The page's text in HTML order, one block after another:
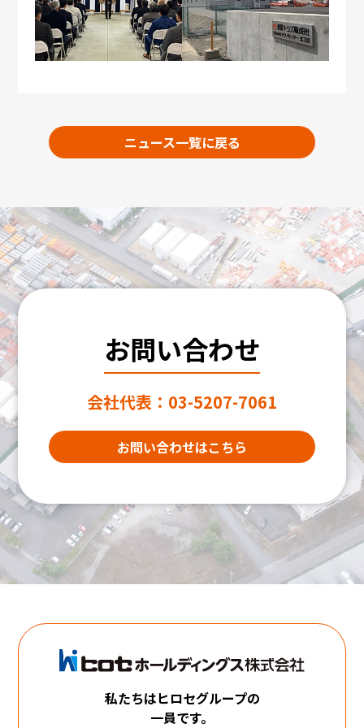
ニュース一覧に戻る
お問い合わせ
会社代表： 03-5207-7061
お問い合わせはこちら
私たちはヒロセグループの
一員です。